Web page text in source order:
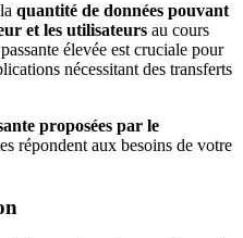
quantité de données pouvant
et les utilisateurs au cours
élevée est cruciale pour
nécessitant des transferts
proposées par le
répondent aux besoins de votre